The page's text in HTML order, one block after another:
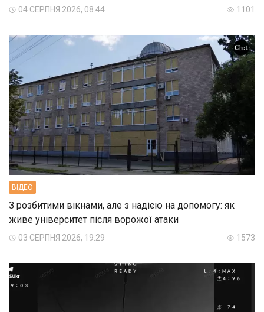
04 СЕРПНЯ 2026, 08:44 1101
ВIДЕО
З розбитими вікнами, але з надією на допомогу: як
живе університет після ворожої атаки
03 СЕРПНЯ 2026, 19:29 1573